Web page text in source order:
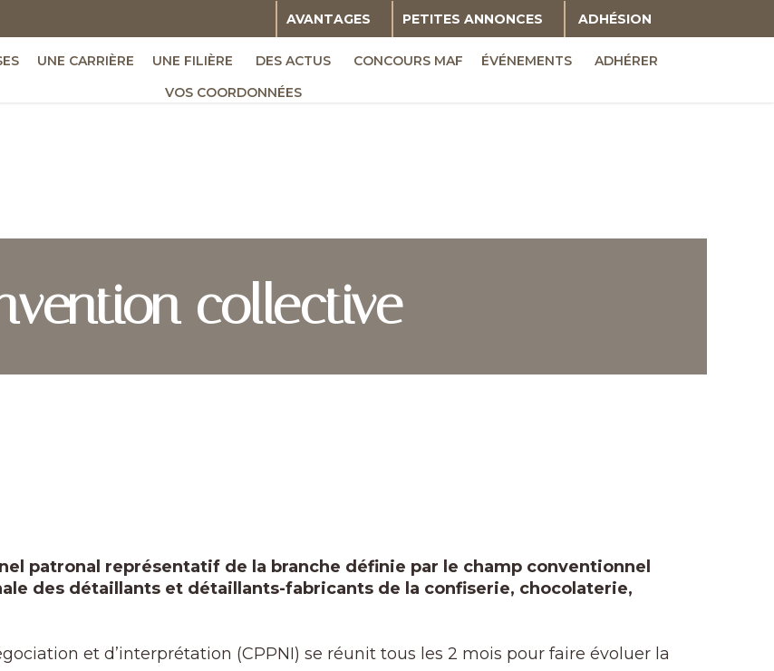
AVANTAGES PETITES ANNONCES ADHÉSION
UNE CARRIÈRE UNE FILIÈRE DES ACTUS CONCOURS MAF ÉVÉNEMENTS
ADHÉRER
VOS COORDONNÉES
collective
patronal représentatif de la branche définie par le champ conventionnel
des détaillants et détaillants-fabricants de la confiserie, chocolaterie,
et d’interprétation (CPPNI) se réunit tous les 2 mois pour faire évoluer la